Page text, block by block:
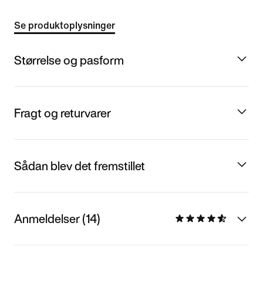
Se produktoplysninger
Størrelse og pasform
Fragt og returvarer
Sådan blev det fremstillet
Anmeldelser (14)